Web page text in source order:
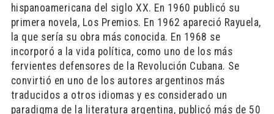
hispanoamericana del siglo XX. En 1960 publicó su
primera novela, Los Premios. En 1962 apareció Rayuela,
la que sería su obra más conocida. En 1968 se
incorporó a la vida política, como uno de los más
fervientes defensores de la Revolución Cubana. Se
convirtió en uno de los autores argentinos más
traducidos a otros idiomas y es considerado un
paradigma de la literatura argentina, publicó más de 50